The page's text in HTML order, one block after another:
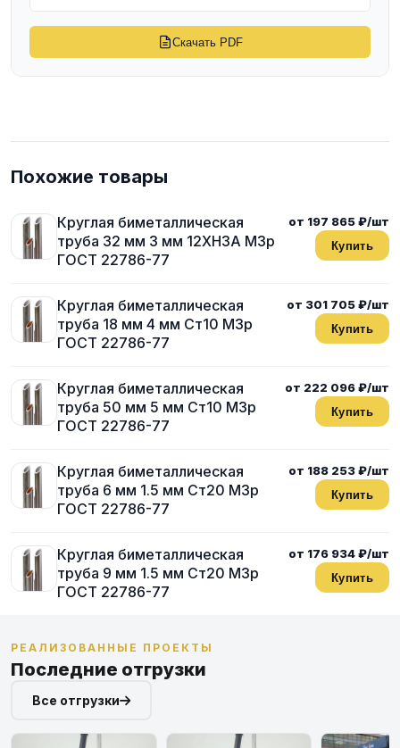
Скачать PDF
Похожие товары
Круглая биметаллическая
труба 32 мм 3 мм 12ХН3А М3р
ГОСТ 22786-77
от 197 865 ₽/шт
Купить
Круглая биметаллическая
труба 18 мм 4 мм Ст10 М3р
ГОСТ 22786-77
от 301 705 ₽/шт
Купить
Круглая биметаллическая
труба 50 мм 5 мм Ст10 М3р
ГОСТ 22786-77
от 222 096 ₽/шт
Купить
Круглая биметаллическая
труба 6 мм 1.5 мм Ст20 М3р
ГОСТ 22786-77
от 188 253 ₽/шт
Купить
Круглая биметаллическая
труба 9 мм 1.5 мм Ст20 М3р
ГОСТ 22786-77
от 176 934 ₽/шт
Купить
РЕАЛИЗОВАННЫЕ ПРОЕКТЫ
Последние отгрузки
Все отгрузки